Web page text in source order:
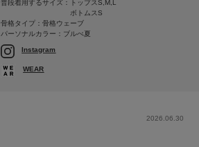
普段着用するサイズ：
トップスS,M,L
ボトムスS
骨格タイプ：骨格ウェーブ
パーソナルカラー：ブルべ夏
Instagram
WEAR
2026.06.30